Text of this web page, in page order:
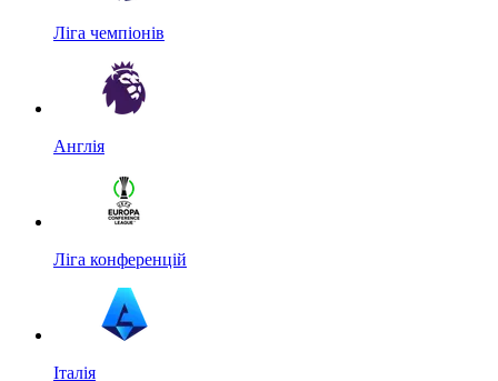
Ліга чемпіонів
Англія
Ліга конференцій
Італія